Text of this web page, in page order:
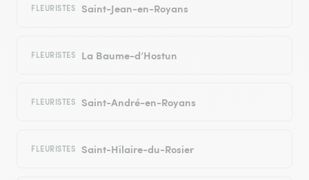
FLEURISTES Saint-Jean-en-Royans
FLEURISTES La Baume-d’Hostun
FLEURISTES Saint-André-en-Royans
FLEURISTES Saint-Hilaire-du-Rosier